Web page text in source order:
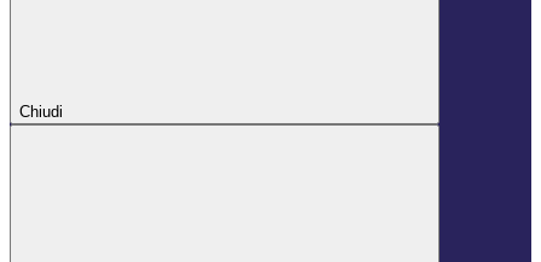
Chiudi